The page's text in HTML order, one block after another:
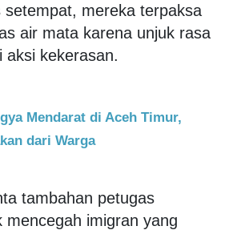
setempat, mereka terpaksa
air mata karena unjuk rasa
aksi kekerasan.
Mendarat di Aceh Timur,
dari Warga
tambahan petugas
mencegah imigran yang